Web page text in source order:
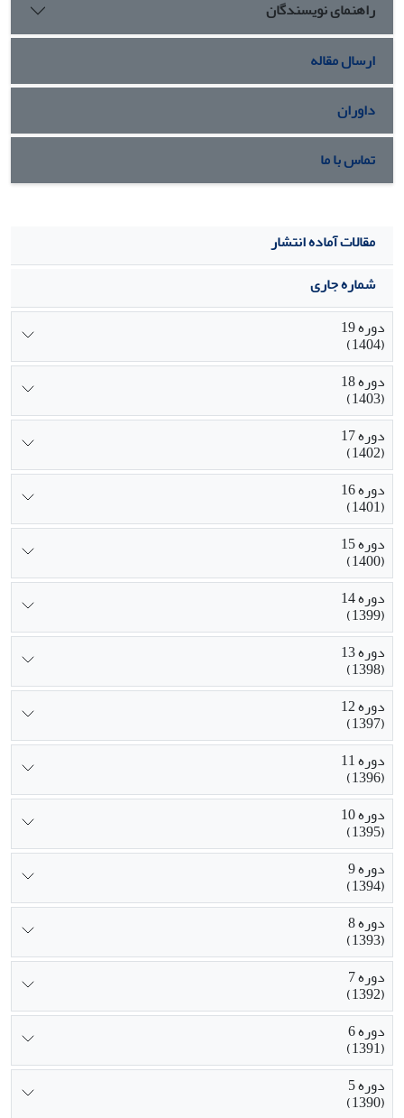
راهنمای نویسندگان
ارسال مقاله
داوران
تماس با ما
مقالات آماده انتشار
شماره جاری
دوره 19
(1404)
دوره 18
(1403)
دوره 17
(1402)
دوره 16
(1401)
دوره 15
(1400)
دوره 14
(1399)
دوره 13
(1398)
دوره 12
(1397)
دوره 11
(1396)
دوره 10
(1395)
دوره 9
(1394)
دوره 8
(1393)
دوره 7
(1392)
دوره 6
(1391)
دوره 5
(1390)